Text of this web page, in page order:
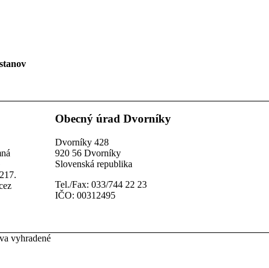
Obecný úrad Dvorníky
Dvorníky 428
920 56 Dvorníky
Slovenská republika
Tel./Fax: 033/744 22 23
IČO: 00312495
vyhradené